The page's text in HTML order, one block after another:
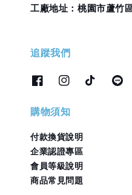
工廠地址：桃園市蘆竹
追蹤我們
購物須知
付款換貨說明
企業認證專區
會員等級說明
商品常見問題